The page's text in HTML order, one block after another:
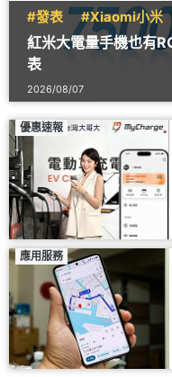
#發表 #Xiaomi小米
紅米大電量手機也有
表
2026/08/07
優惠速報
應用服務